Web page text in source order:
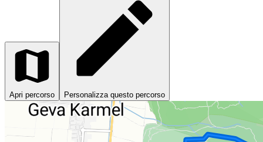
Apri percorso Personalizza questo percorso